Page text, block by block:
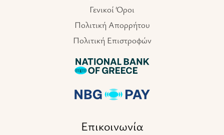
Γενικοί Όροι
Πολιτική Απορρήτου
Πολιτική Επιστροφών
Επικοινωνία